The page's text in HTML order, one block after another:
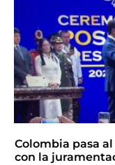
Colombia pasa
con la